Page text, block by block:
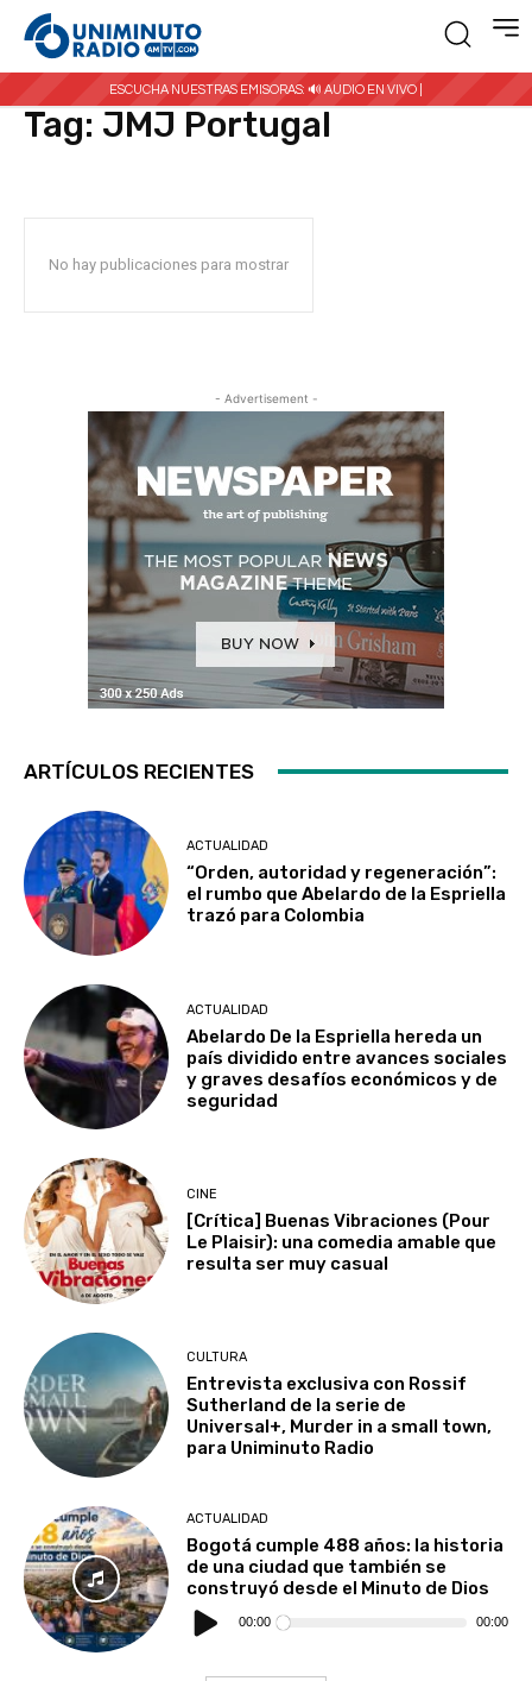
ESCUCHA NUESTRAS EMISORAS: 🔊 AUDIO EN VIVO |
Inicio Etiquetas JMJ Portugal
Tag: JMJ Portugal
No hay publicaciones para mostrar
- Advertisement -
ARTÍCULOS RECIENTES
ACTUALIDAD
“Orden, autoridad y regeneración”:
el rumbo que Abelardo de la Espriella
trazó para Colombia
ACTUALIDAD
Abelardo De la Espriella hereda un
país dividido entre avances sociales
y graves desafíos económicos y de
seguridad
CINE
[Crítica] Buenas Vibraciones (Pour
Le Plaisir): una comedia amable que
resulta ser muy casual
CULTURA
Entrevista exclusiva con Rossif
Sutherland de la serie de
Universal+, Murder in a small town,
para Uniminuto Radio
ACTUALIDAD
Bogotá cumple 488 años: la historia
de una ciudad que también se
construyó desde el Minuto de Dios
Reproductor
de
audio
00:00 00:00